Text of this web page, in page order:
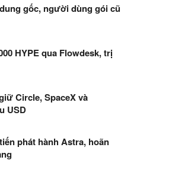
gốc, người dùng gói cũ
HYPE qua Flowdesk, trị
Circle, SpaceX và
USD
phát hành Astra, hoãn